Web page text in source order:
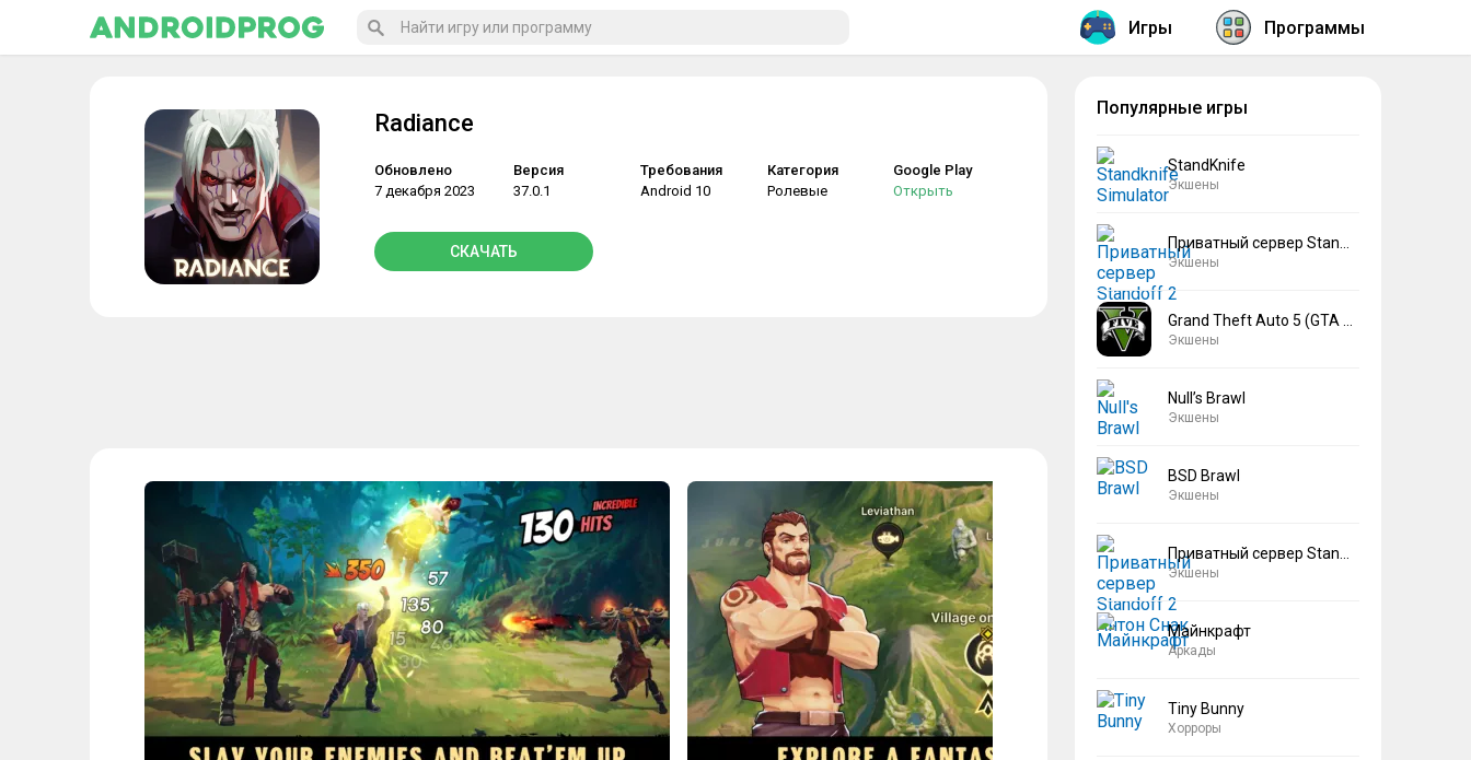
Игры Программы
Radiance
Обновлено
7 декабря 2023
Версия
37.0.1
Требования
Android 10
Категория
Ролевые
Google Play
Открыть
СКАЧАТЬ
Популярные игры
StandKnife
Экшены
Экшены
Экшены
Null’s Brawl
Экшены
BSD Brawl
Экшены
Экшены
Майнкрафт
Аркады
Tiny Bunny
Хорроры